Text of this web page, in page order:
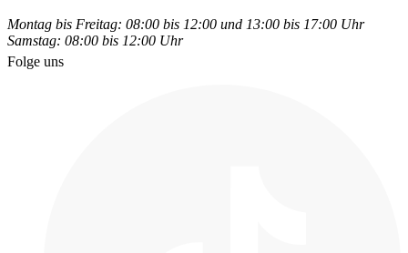
Montag bis Freitag: 08:00 bis 12:00 und 13:00 bis 17:00 Uhr
Samstag: 08:00 bis 12:00 Uhr
Folge uns